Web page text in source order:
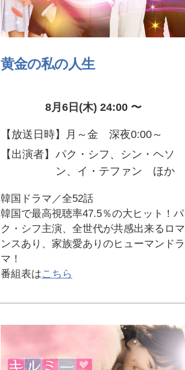
黄金の私の人生
8月6日(木) 24:00 〜
【放送日時】
月～金 深夜0:00～
【出演者】 パク・シフ、シン・ヘソ
ン、イ・テファン ほか
韓国ドラマ／全52話
韓国で最高視聴率47.5％の大ヒット！パ
ク・シフ主演、全世代が共感出来るロマ
ンスあり、家族愛ありのヒューマンドラ
マ！
番組表はこちら